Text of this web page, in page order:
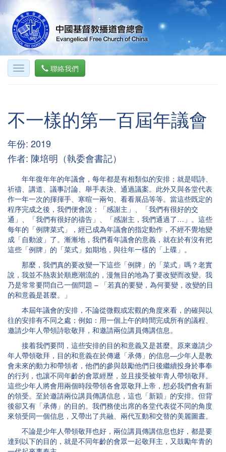
聯絡我們
不一樣的第一百屆年議會
年份: 2019
作者: 陳培明（執委會書記）
年年復年年的年議會，每年都是有相類似的安排；就是唱詩、
祈禱、講道、議事討論、舉手表決、通過議案。此外又與各堂代表
作一年一次的揮揮手、寒暄一兩句、看看展品等等。當這些既定的
程序完成之後，我們便會說：「感謝主」、「我們有很好的交
通」、「我們有很好的禱告」、「感謝主，我們通過了…」。這些
每年的「例牌菜式」，經已成為年議會的指定動作，不經不覺地變
成「自動波」了。漸漸地，我們看年議會的意義，就在於有沒有把
這些「例牌」的「菜式」如期地，與往年一樣的「上碟」。
那麼，我們真的要改變一下這些「例牌」的「菜式」嗎？老實
說，我並不熱衷於順應潮流的，漫無目的地為了要改變而改變。我
乃是常常要問自己一個問題 – 「若真的要變，為何要變，改變的目
的和意義是甚麼。」
本屆年議會的安排，不論從微觀或宏觀的角度來看，的確與以
往的安排有不同之處；例如：用一個上午的時間完成所有的議程、
邀請少年人帶領詩歌敬拜，和邀請兩位講員傳講信息。
接着我們要問，這些安排的目的和意義又是甚麼。原來邀請少
年人帶領敬拜，目的和意義在於傳遞「承傳」的信息—少年人是教
會未來的動力和帶領者，他們的參與鼓勵他們日後繼續投身於事奉
的行列，也讓不同年齡的會眾經歷，並且接受被年青人帶領敬拜。
這些少年人將會用兩個時段帶領各會眾敬拜上帝，想必我們會有新
的領受。至於邀請兩位講員傳講信息，這也「新穎」的安排。但背
後卻又有「承傳」的目的。我們務使出席的各堂代表從不同的角度
來領受同一個信息，又帶出了共融、兩代互動和交替的美麗圖晝。
不論是少年人帶領敬拜也好，兩位講員傳講信息也好，都是要
達到以下的目的，就是不同年齡的會眾一起敬拜主，又鼓勵年青的